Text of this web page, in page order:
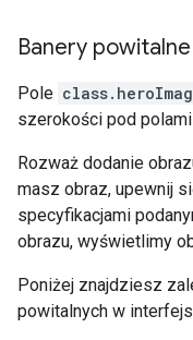
Banery powitalne
Pole
szerokości pod polami
Rozważ dodanie
masz obraz, upewnij
specyfikacjami
obrazu, wyświetlimy
Poniżej znajdziesz
powitalnych w